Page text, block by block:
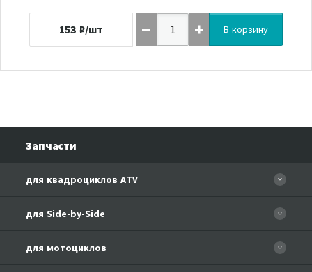
153 ₽/шт В корзину
Запчасти
для квадроциклов ATV
CFORCE 110 EFI
CF500-A Basic
для Side-by-Side
для мотоциклов